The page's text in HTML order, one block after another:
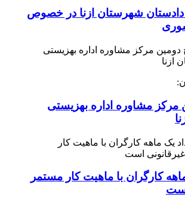
شهرستان ازنا در خصوص
مرکز مشاوره اداره بهزیستی
کارگران با ماهیت کار مستمر